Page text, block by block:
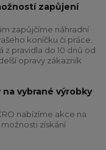
zapůjení
zapůjčíme náhradní
koníčku či práce.
z pravidla do 10 dnů od
opravy zákazník
na vybrané výrobky
nabízíme akce na
získání